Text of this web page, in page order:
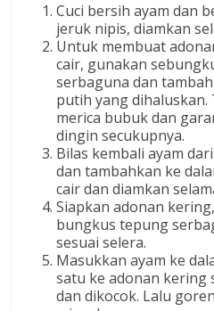
Cuci bersih ayam dan
jeruk nipis, diamkan
Untuk membuat
cair, gunakan
serbaguna dan
putih yang dihaluskan.
merica bubuk dan
dingin secukupnya.
Bilas kembali ayam
dan tambahkan ke
cair dan diamkan
Siapkan adonan
bungkus tepung
sesuai selera.
Masukkan ayam ke
satu ke adonan kering
dan dikocok. Lalu